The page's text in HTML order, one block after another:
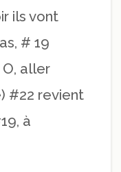
ils vont
# 19
aller
#22 revient
à